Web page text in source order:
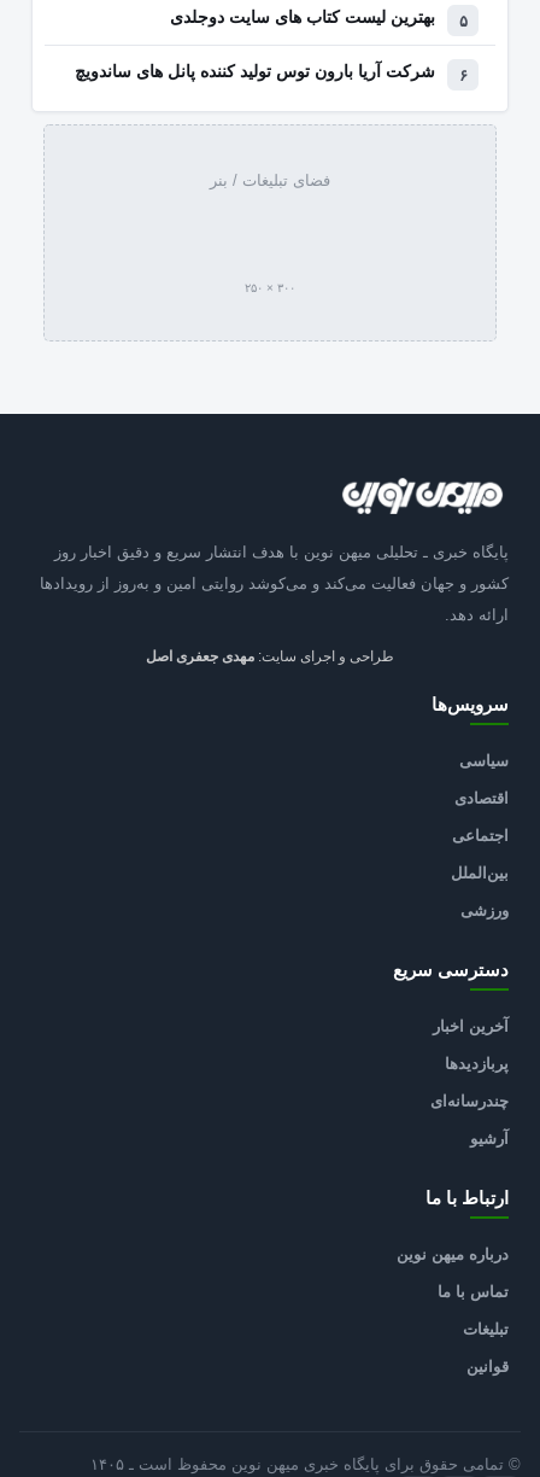
بهترین لیست کتاب‌ های سایت دوجلدی
شرکت آریا بارون توس تولید کننده پانل های ساندویچ
فضای تبلیغات / بنر
۳۰۰ × ۲۵۰
پایگاه خبری ـ تحلیلی میهن نوین با هدف انتشار سریع و دقیق اخبار روز
کشور و جهان فعالیت می‌کند و می‌کوشد روایتی امین و به‌روز از رویدادها
ارائه دهد.
طراحی و اجرای سایت: مهدی جعفری اصل
سرویس‌ها
سیاسی
اقتصادی
اجتماعی
بین‌الملل
ورزشی
دسترسی سریع
آخرین اخبار
پربازدیدها
چندرسانه‌ای
آرشیو
ارتباط با ما
درباره میهن نوین
تماس با ما
تبلیغات
قوانین
© تمامی حقوق برای پایگاه خبری میهن نوین محفوظ است ـ ۱۴۰۵